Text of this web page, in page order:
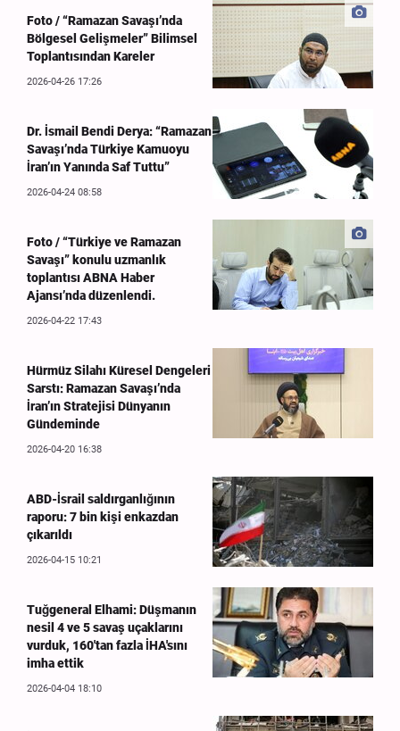
Foto / “Ramazan Savaşı’nda
Bölgesel Gelişmeler” Bilimsel
Toplantısından Kareler
2026-04-26 17:26
Dr. İsmail Bendi Derya: “Ramazan
Savaşı’nda Türkiye Kamuoyu
İran’ın Yanında Saf Tuttu”
2026-04-24 08:58
Foto / “Türkiye ve Ramazan
Savaşı” konulu uzmanlık
toplantısı ABNA Haber
Ajansı’nda düzenlendi.
2026-04-22 17:43
Hürmüz Silahı Küresel Dengeleri
Sarstı: Ramazan Savaşı’nda
İran’ın Stratejisi Dünyanın
Gündeminde
2026-04-20 16:38
ABD-İsrail saldırganlığının
raporu: 7 bin kişi enkazdan
çıkarıldı
2026-04-15 10:21
Tuğgeneral Elhami: Düşmanın
nesil 4 ve 5 savaş uçaklarını
vurduk, 160'tan fazla İHA'sını
imha ettik
2026-04-04 18:10